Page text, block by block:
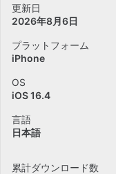
更新日
2026年8月6日
プラットフォーム
iPhone
OS
iOS 16.4
言語
日本語
累計ダウンロード数